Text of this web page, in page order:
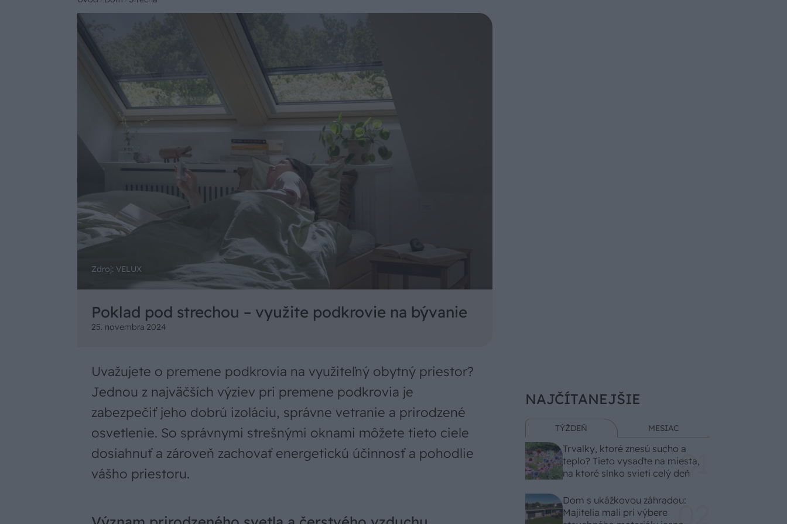
Zdroj: VELUX
Poklad pod strechou – využite podkrovie na bývanie
25. novembra 2024
Uvažujete o premene podkrovia na využiteľný obytný priestor?
Jednou z najväčších výziev pri premene podkrovia je
zabezpečiť jeho dobrú izoláciu, správne vetranie a prirodzené
osvetlenie. So správnymi strešnými oknami môžete tieto ciele
dosiahnuť a zároveň zachovať energetickú účinnosť a pohodlie
vášho priestoru.
NAJČÍTANEJŠIE
TÝŽDEŇ MESIAC
Trvalky, ktoré znesú sucho a
teplo? Tieto vysaďte na miesta,
na ktoré slnko svieti celý deň
Dom s ukážkovou záhradou:
Majitelia mali pri výbere